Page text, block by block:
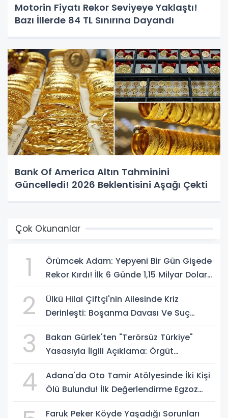
Motorin Fiyatı Rekor Seviyeye Yaklaştı!
Bazı İllerde 84 TL Sınırına Dayandı
Bank Of America Altın Tahminini
Güncelledi! 2026 Beklentisini Aşağı Çekti
Çok Okunanlar
1
Örümcek Adam: Yepyeni Bir Gün Gişede
Rekor Kırdı! İlk 6 Günde 1,15 Milyar Dolar
2
Ülkü Hilal Çiftçi'nin Ailesinde Kriz
Derinleşti: Boşanma Davası Ve Suç
3
Bakan Gürlek'ten "Terörsüz Türkiye"
Yasasıyla İlgili Açıklama: Örgüt
Yürürlüğe Girmeyecek
4
Adana'da Oto Tamir Atölyesinde İki Kişi
Ölü Bulundu! İlk Değerlendirme Egzoz
Faruk Peker Köyde Yaşadığı Sorunları